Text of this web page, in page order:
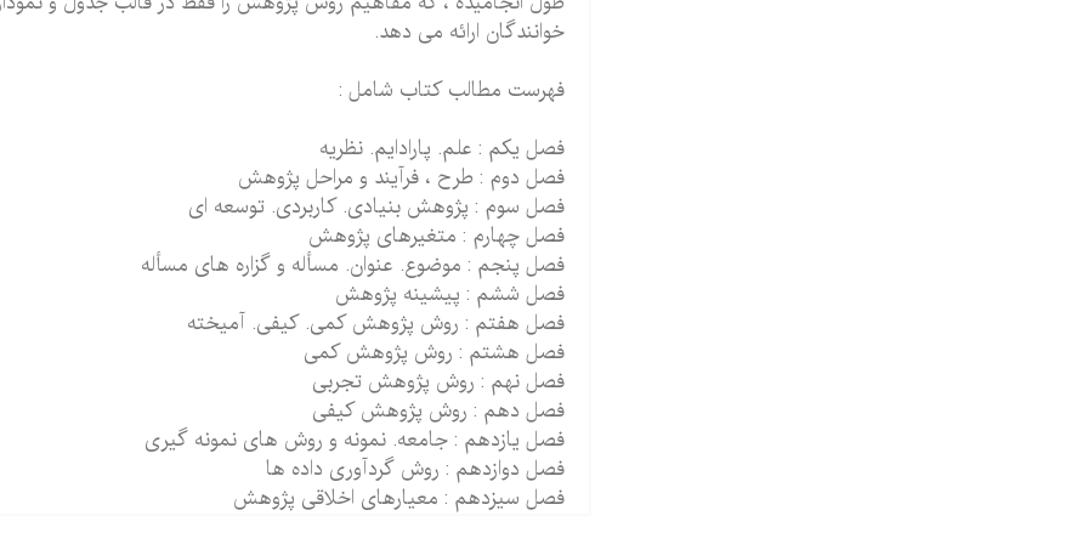
خوانندگان ارائه می دهد.
فهرست مطالب کتاب شامل :
فصل یکم : علم. پارادایم. نظریه
فصل دوم : طرح ، فرآیند و مراحل پژوهش
فصل سوم : پژوهش بنیادی. کاربردی. توسعه ای
فصل چهارم : متغیرهای پژوهش
فصل پنجم : موضوع. عنوان. مسأله و گزاره های مسأله
فصل ششم : پیشینه پژوهش
فصل هفتم : روش پژوهش کمی. کیفی. آمیخته
فصل هشتم : روش پژوهش کمی
فصل نهم : روش پژوهش تجربی
فصل دهم : روش پژوهش کیفی
فصل یازدهم : جامعه. نمونه و روش های نمونه گیری
فصل دوازدهم : روش گردآوری داده ها
فصل سیزدهم : معیارهای اخلاقی پژوهش